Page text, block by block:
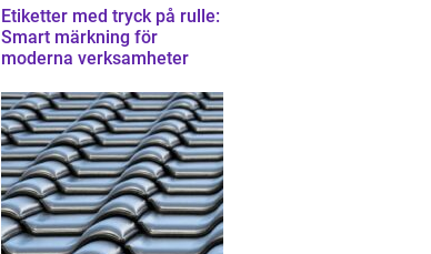
Etiketter med tryck på rulle:
Smart märkning för
moderna verksamheter